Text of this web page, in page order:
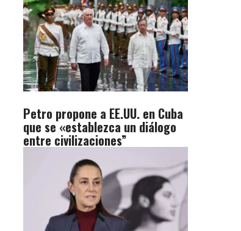
Petro propone a EE.UU. en Cuba
que se «establezca un diálogo
entre civilizaciones”